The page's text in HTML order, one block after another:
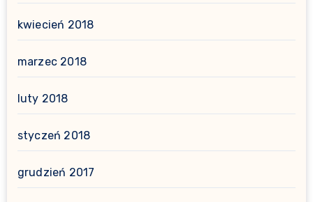
kwiecień 2018
marzec 2018
luty 2018
styczeń 2018
grudzień 2017